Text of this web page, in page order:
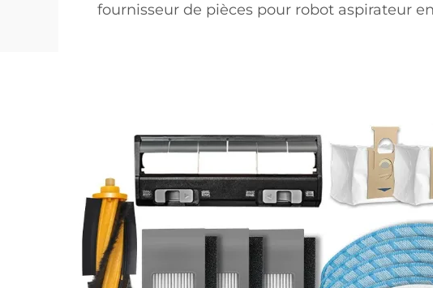
fournisseur de pièces pour robot aspirateur